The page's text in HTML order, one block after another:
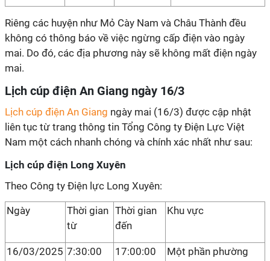
Riêng các huyện như Mỏ Cày Nam và Châu Thành đều
không có thông báo về việc ngừng cấp điện vào ngày
mai. Do đó, các địa phương này sẽ không mất điện ngày
mai.
Lịch cúp điện An Giang ngày 16/3
Lịch cúp điện An Giang ngày mai (16/3) được cập nhật
liên tục từ trang thông tin Tổng Công ty Điện Lực Việt
Nam một cách nhanh chóng và chính xác nhất như sau:
Lịch cúp điện Long Xuyên
Theo Công ty Điện lực Long Xuyên:
Ngày
Thời gian
từ
Thời gian
đến
Khu vực
16/03/2025 7:30:00 17:00:00
Một phần phường